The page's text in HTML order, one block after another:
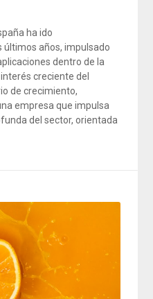
ha ido
últimos años, impulsado
dentro de la
creciente del
de crecimiento,
empresa que impulsa
del sector, orientada